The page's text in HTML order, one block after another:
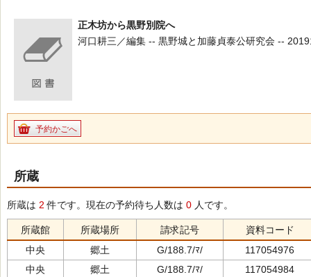
正木坊から黒野別院へ
河口耕三／編集 -- 黒野城と加藤貞泰公研究会 --
予約かごへ
所蔵
所蔵は 2 件です。現在の予約待ち人数は 0 人です。
所蔵館 所蔵場所 請求記号
資料コード
中央
郷土 G/188.7/ﾏ/
117054976
中央
郷土 G/188.7/ﾏ/ 117054984